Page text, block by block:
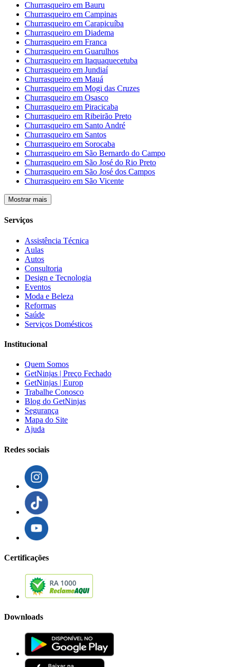
Churrasqueiro em Bauru
Churrasqueiro em Campinas
Churrasqueiro em Carapicuíba
Churrasqueiro em Diadema
Churrasqueiro em Franca
Churrasqueiro em Guarulhos
Churrasqueiro em Itaquaquecetuba
Churrasqueiro em Jundiaí
Churrasqueiro em Mauá
Churrasqueiro em Mogi das Cruzes
Churrasqueiro em Osasco
Churrasqueiro em Piracicaba
Churrasqueiro em Ribeirão Preto
Churrasqueiro em Santo André
Churrasqueiro em Santos
Churrasqueiro em Sorocaba
Churrasqueiro em São Bernardo do Campo
Churrasqueiro em São José do Rio Preto
Churrasqueiro em São José dos Campos
Churrasqueiro em São Vicente
Mostrar mais
Serviços
Assistência Técnica
Aulas
Autos
Consultoria
Design e Tecnologia
Eventos
Moda e Beleza
Reformas
Saúde
Serviços Domésticos
Institucional
Quem Somos
GetNinjas | Preço Fechado
GetNinjas | Europ
Trabalhe Conosco
Blog do GetNinjas
Segurança
Mapa do Site
Ajuda
Redes sociais
Certificações
Downloads